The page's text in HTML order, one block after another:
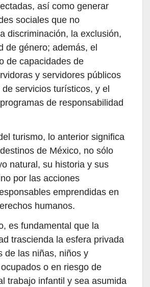
así como generar
sociales que no
discriminación, la exclusión,
de género; además, el
de capacidades de
y servidores públicos
servicios turísticos, y el
de responsabilidad
turismo, lo anterior significa
de México, no sólo
natural, su historia y sus
por las acciones
emprendidas en
humanos.
es fundamental que la
trascienda la esfera privada
de las niñas, niños y
o en riesgo de
trabajo infantil y sea asumida